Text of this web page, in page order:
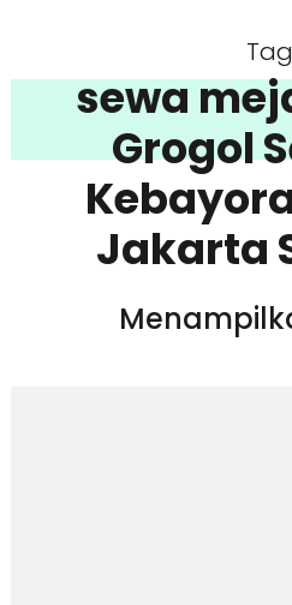
Tag
sewa
Grogol
Jakarta